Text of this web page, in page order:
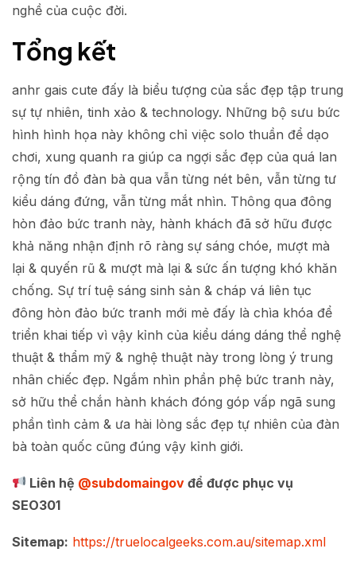
nghề của cuộc đời.
Tổng kết
anhr gais cute đấy là biểu tượng của sắc đẹp tập trung
sự tự nhiên, tinh xảo & technology. Những bộ sưu bức
hình hình họa này không chỉ việc solo thuần để dạo
chơi, xung quanh ra giúp ca ngợi sắc đẹp của quá lan
rộng tín đồ đàn bà qua vẫn từng nét bên, vẫn từng tư
kiểu dáng đứng, vẫn từng mắt nhìn. Thông qua đông
hòn đảo bức tranh này, hành khách đã sở hữu được
khả năng nhận định rõ ràng sự sáng chóe, mượt mà
lại & quyến rũ & mượt mà lại & sức ấn tượng khó khăn
chống. Sự trí tuệ sáng sinh sản & cháp vá liên tục
đông hòn đảo bức tranh mới mẻ đấy là chìa khóa để
triển khai tiếp vì vậy kỉnh của kiểu dáng dáng thể nghệ
thuật & thẩm mỹ & nghệ thuật này trong lòng ý trung
nhân chiếc đẹp. Ngắm nhìn phần phệ bức tranh này,
sở hữu thể chắn hành khách đóng góp vấp ngã sung
phần tình cảm & ưa hài lòng sắc đẹp tự nhiên của đàn
bà toàn quốc cũng đúng vậy kỉnh giới.
Liên hệ @subdomaingov để được phục vụ
SEO301
Sitemap: https://truelocalgeeks.com.au/sitemap.xml